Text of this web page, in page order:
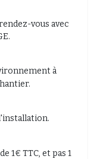
vous avec
à
1€ TTC, et pas 1